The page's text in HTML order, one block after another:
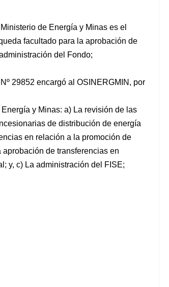
de Energía y Minas es el
facultado para la aprobación de
del Fondo;
29852 encargó al OSINERGMIN, por
y Minas: a) La revisión de las
de distribución de energía
en relación a la promoción de
de transferencias en
y, c) La administración del FISE;